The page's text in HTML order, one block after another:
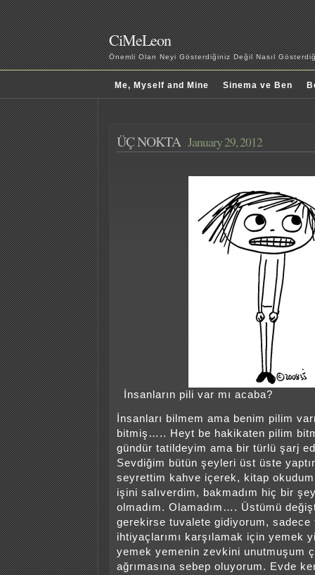
CiMeLeon
Önemli Olan Neyi Gösterdiğiniz Değil Nasıl
Me, Myself and Mine Sinema ve Ben
ÜÇ NOKTA January 29, 2012
İnsanların pili var mı acaba?
İnsanları bilmem ama benim pilim
bitmiş….. Heyt be hakikaten pilim
gündür tatildeyim ama bir türlü şarj
Sevdiğim bütün şeyleri üst üste
seyrettim kahve içerek, kitap
işini salıverdim, bakmadım hiç bir
olmadım. Olamadım…. Üstümü
gerekirse tuvalete gidiyorum, sadece
ihtiyaçlarımı karşılamak için yemek
yemek yemenin zevkini unutmuşum
ağrımasına sebep oluyorum. Evde